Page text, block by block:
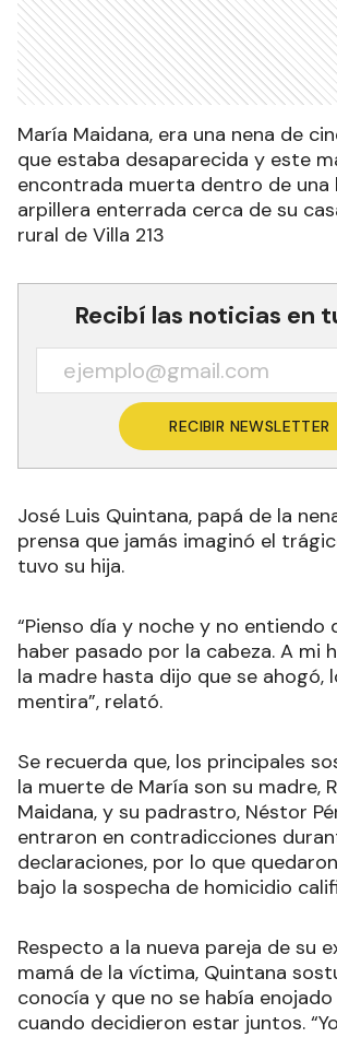
María Maidana, era una nena de
que estaba desaparecida y este
encontrada muerta dentro de una
arpillera enterrada cerca de su
rural de Villa 213
Recibí las noticias en
RECIBIR NEWSLETTER
José Luis Quintana, papá de la
prensa que jamás imaginó el
tuvo su hija.
“Pienso día y noche y no entiendo
haber pasado por la cabeza. A mi
la madre hasta dijo que se ahogó,
mentira”, relató.
Se recuerda que, los principales
la muerte de María son su madre,
Maidana, y su padrastro, Néstor
entraron en contradicciones
declaraciones, por lo que
bajo la sospecha de homicidio
Respecto a la nueva pareja de su
mamá de la víctima, Quintana
conocía y que no se había
cuando decidieron estar juntos.